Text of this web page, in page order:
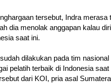
tersebut, Indra merasa
dia menolak anggapan kalau
saat ini.
dilakukan pada tim
pelatih terbaik di Indonesia
dari KOI, pria asal